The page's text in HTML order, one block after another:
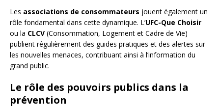
Les associations de consommateurs jouent également un
rôle fondamental dans cette dynamique. L’UFC-Que Choisir
ou la CLCV (Consommation, Logement et Cadre de Vie)
publient régulièrement des guides pratiques et des alertes sur
les nouvelles menaces, contribuant ainsi à l’information du
grand public.
Le rôle des pouvoirs publics dans la
prévention